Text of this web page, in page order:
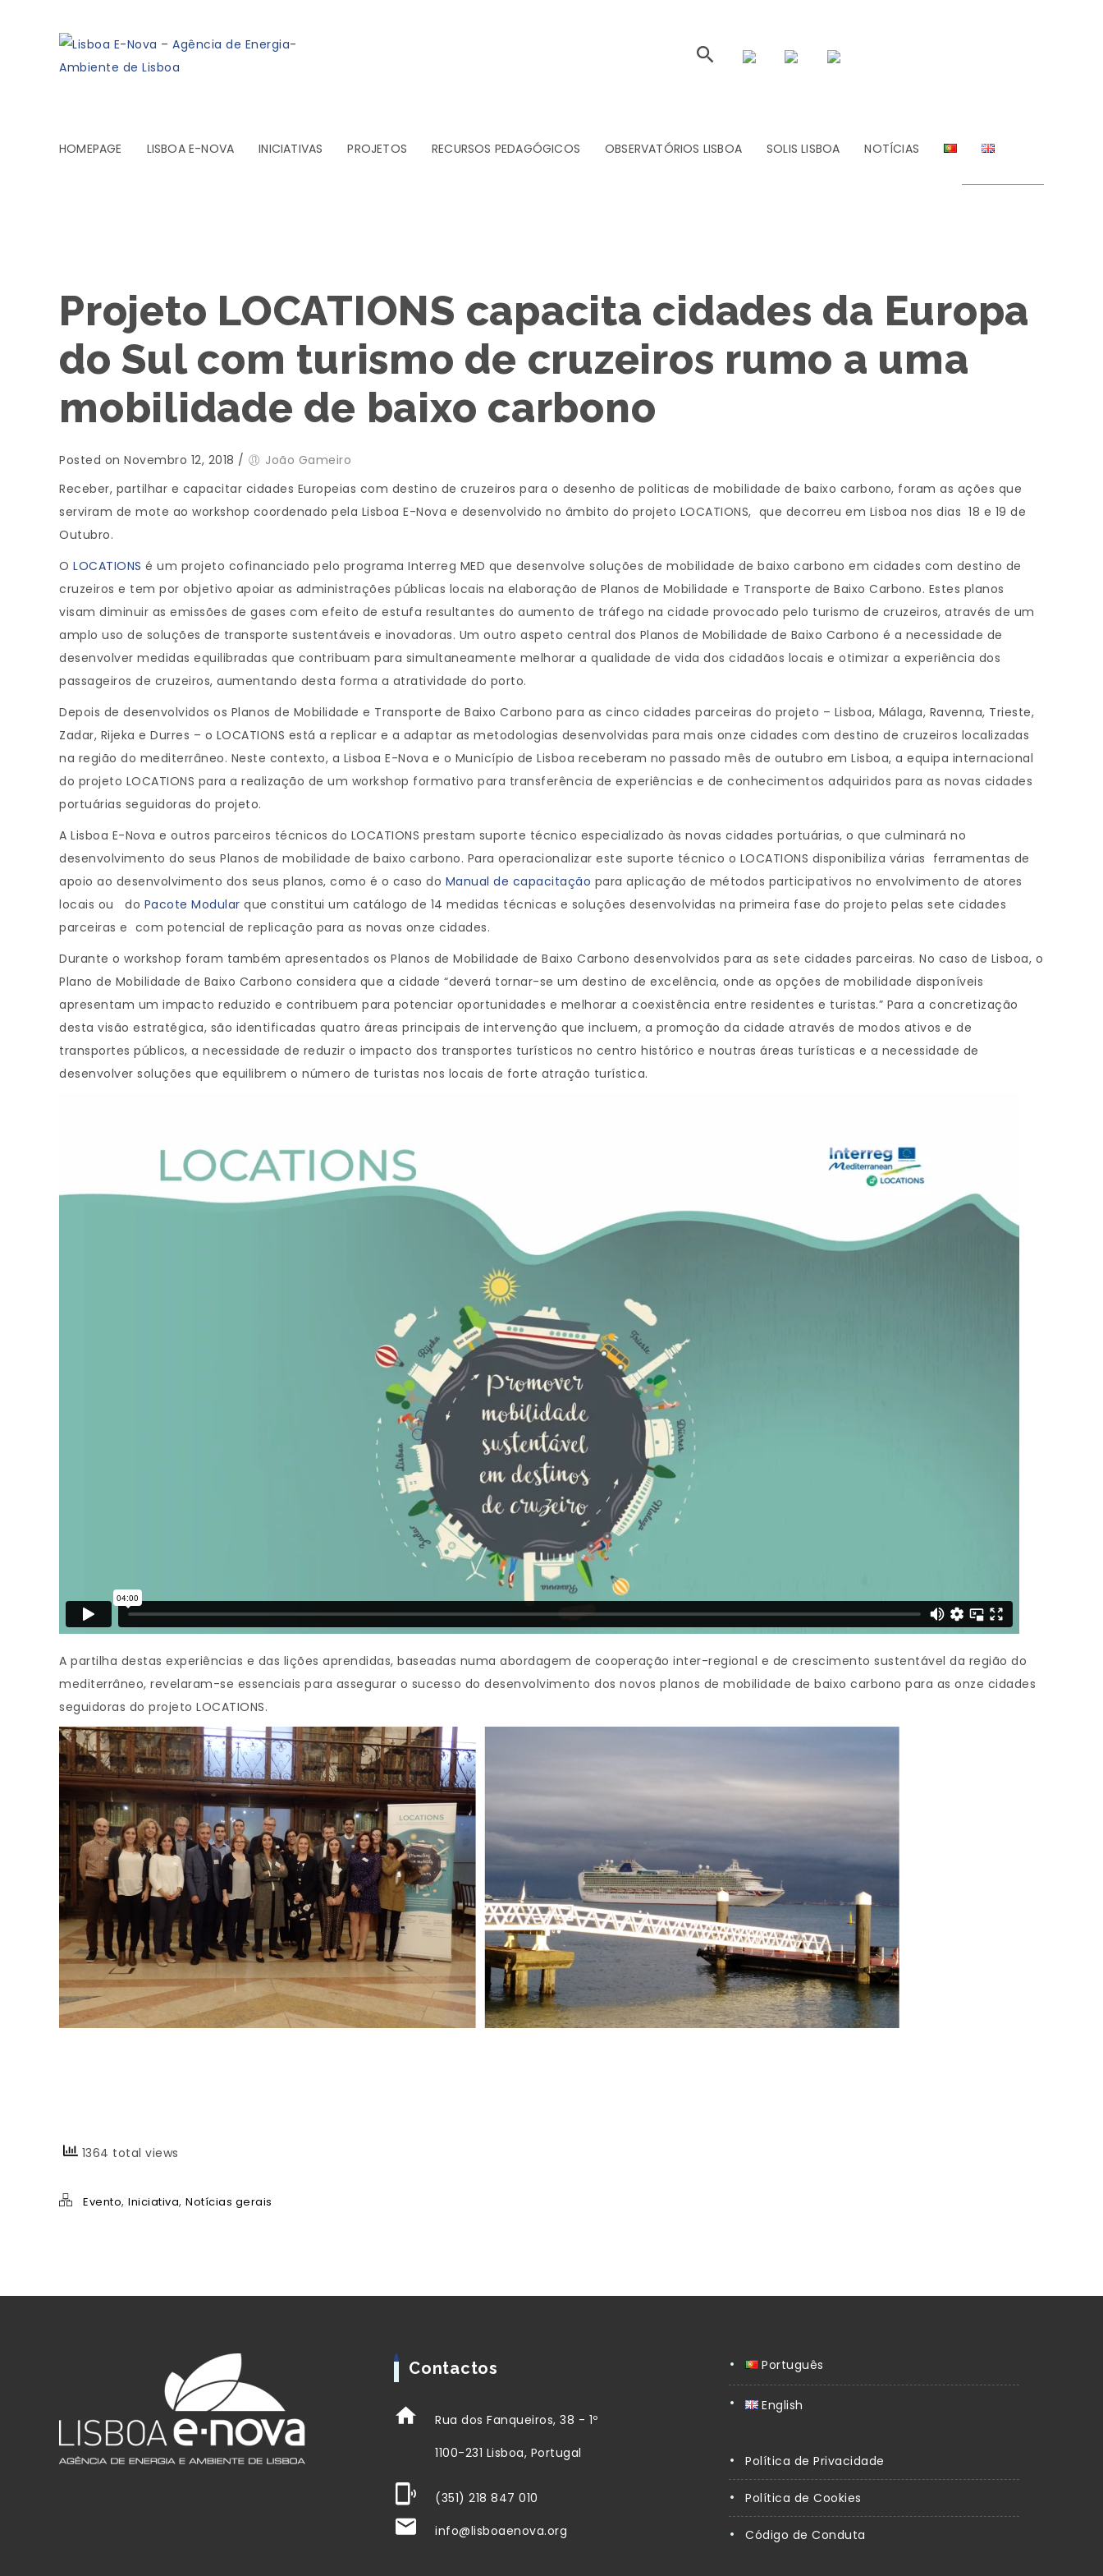
HOMEPAGE LISBOA E-NOVA INICIATIVAS PROJETOS RECURSOS PEDAGÓGICOS OBSERVATÓRIOS LISBOA SOLIS LISBOA NOTÍCIAS
Projeto LOCATIONS capacita cidades da Europa
do Sul com turismo de cruzeiros rumo a uma
mobilidade de baixo carbono
Posted on Novembro 12, 2018 /
João Gameiro
Receber, partilhar e capacitar cidades Europeias com destino de cruzeiros para o desenho de politicas de mobilidade de baixo carbono, foram as ações que
serviram de mote ao workshop coordenado pela Lisboa E-Nova e desenvolvido no âmbito do projeto LOCATIONS, que decorreu em Lisboa nos dias 18 e 19 de
Outubro.
O LOCATIONS é um projeto cofinanciado pelo programa Interreg MED que desenvolve soluções de mobilidade de baixo carbono em cidades com destino de
cruzeiros e tem por objetivo apoiar as administrações públicas locais na elaboração de Planos de Mobilidade e Transporte de Baixo Carbono. Estes planos
visam diminuir as emissões de gases com efeito de estufa resultantes do aumento de tráfego na cidade provocado pelo turismo de cruzeiros, através de um
amplo uso de soluções de transporte sustentáveis e inovadoras. Um outro aspeto central dos Planos de Mobilidade de Baixo Carbono é a necessidade de
desenvolver medidas equilibradas que contribuam para simultaneamente melhorar a qualidade de vida dos cidadãos locais e otimizar a experiência dos
passageiros de cruzeiros, aumentando desta forma a atratividade do porto.
Depois de desenvolvidos os Planos de Mobilidade e Transporte de Baixo Carbono para as cinco cidades parceiras do projeto – Lisboa, Málaga, Ravenna, Trieste,
Zadar, Rijeka e Durres – o LOCATIONS está a replicar e a adaptar as metodologias desenvolvidas para mais onze cidades com destino de cruzeiros localizadas
na região do mediterrâneo. Neste contexto, a Lisboa E-Nova e o Município de Lisboa receberam no passado mês de outubro em Lisboa, a equipa internacional
do projeto LOCATIONS para a realização de um workshop formativo para transferência de experiências e de conhecimentos adquiridos para as novas cidades
portuárias seguidoras do projeto.
A Lisboa E-Nova e outros parceiros técnicos do LOCATIONS prestam suporte técnico especializado às novas cidades portuárias, o que culminará no
desenvolvimento do seus Planos de mobilidade de baixo carbono. Para operacionalizar este suporte técnico o LOCATIONS disponibiliza várias ferramentas de
apoio ao desenvolvimento dos seus planos, como é o caso do Manual de capacitação para aplicação de métodos participativos no envolvimento de atores
locais ou do Pacote Modular que constitui um catálogo de 14 medidas técnicas e soluções desenvolvidas na primeira fase do projeto pelas sete cidades
parceiras e com potencial de replicação para as novas onze cidades.
Durante o workshop foram também apresentados os Planos de Mobilidade de Baixo Carbono desenvolvidos para as sete cidades parceiras. No caso de Lisboa, o
Plano de Mobilidade de Baixo Carbono considera que a cidade “deverá tornar-se um destino de excelência, onde as opções de mobilidade disponíveis
apresentam um impacto reduzido e contribuem para potenciar oportunidades e melhorar a coexistência entre residentes e turistas.” Para a concretização
desta visão estratégica, são identificadas quatro áreas principais de intervenção que incluem, a promoção da cidade através de modos ativos e de
transportes públicos, a necessidade de reduzir o impacto dos transportes turísticos no centro histórico e noutras áreas turísticas e a necessidade de
desenvolver soluções que equilibrem o número de turistas nos locais de forte atração turística.
A partilha destas experiências e das lições aprendidas, baseadas numa abordagem de cooperação inter-regional e de crescimento sustentável da região do
mediterrâneo, revelaram-se essenciais para assegurar o sucesso do desenvolvimento dos novos planos de mobilidade de baixo carbono para as onze cidades
seguidoras do projeto LOCATIONS.
1364 total views
Evento, Iniciativa, Notícias gerais
Contactos
Rua dos Fanqueiros, 38 - 1º
1100-231 Lisboa, Portugal
(351) 218 847 010
info@lisboaenova.org
Português
English
Política de Privacidade
Política de Cookies
Código de Conduta